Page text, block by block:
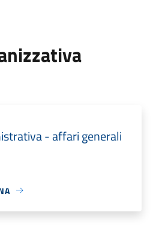
- affari generali